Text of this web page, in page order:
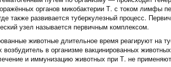
органов микобактерии Т. с током лимфы
также развивается туберкулезный процесс.
узел называется первичным комплексом.
животные длительное время реагируют на
в организме вакцинированных
и иммунизацию животных при Т. не